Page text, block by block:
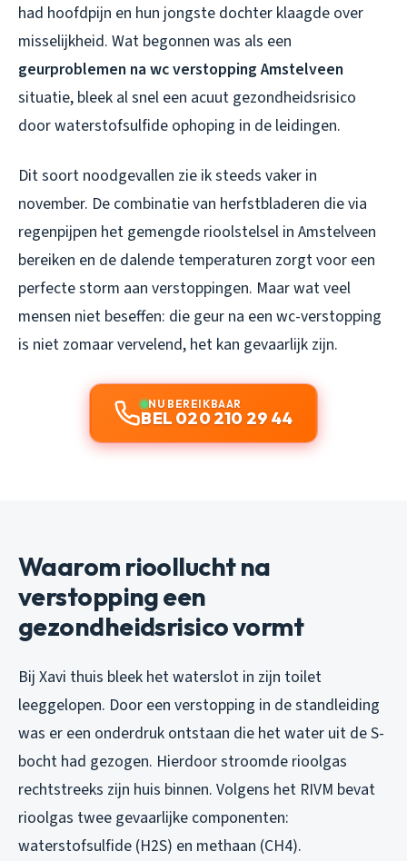
had hoofdpijn en hun jongste dochter klaagde over
misselijkheid. Wat begonnen was als een
geurproblemen na wc verstopping Amstelveen
situatie, bleek al snel een acuut gezondheidsrisico
door waterstofsulfide ophoping in de leidingen.
Dit soort noodgevallen zie ik steeds vaker in
november. De combinatie van herfstbladeren die via
regenpijpen het gemengde rioolstelsel in Amstelveen
bereiken en de dalende temperaturen zorgt voor een
perfecte storm aan verstoppingen. Maar wat veel
mensen niet beseffen: die geur na een wc-verstopping
is niet zomaar vervelend, het kan gevaarlijk zijn.
NU BEREIKBAAR
BEL 020 210 29 44
Waarom rioollucht na
verstopping een
gezondheidsrisico vormt
Bij Xavi thuis bleek het waterslot in zijn toilet
leeggelopen. Door een verstopping in de standleiding
was er een onderdruk ontstaan die het water uit de S-
bocht had gezogen. Hierdoor stroomde rioolgas
rechtstreeks zijn huis binnen. Volgens het RIVM bevat
rioolgas twee gevaarlijke componenten:
waterstofsulfide (H2S) en methaan (CH4).